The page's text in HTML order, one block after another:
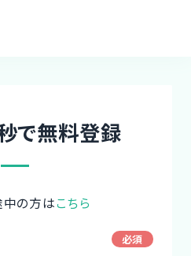
で無料登録
の方はこちら